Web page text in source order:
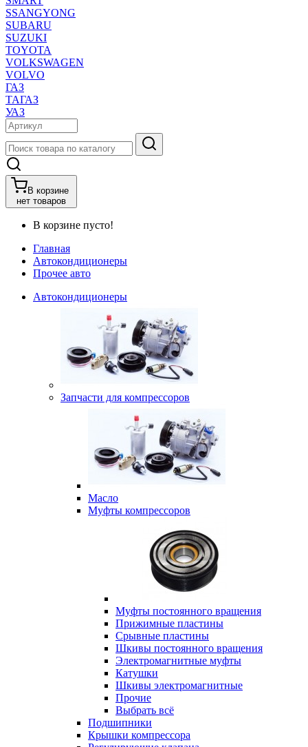
SSANGYONG
SUBARU
SUZUKI
TOYOTA
VOLKSWAGEN
VOLVO
ГАЗ
ТАГАЗ
УАЗ
В корзине
нет товаров
В корзине пусто!
Главная
Автокондиционеры
Прочее авто
Автокондиционеры
Запчасти для компрессоров
Масло
Муфты компрессоров
Муфты постоянного вращения
Прижимные пластины
Срывные пластины
Шкивы постоянного вращения
Электромагнитные муфты
Катушки
Шкивы электромагнитные
Прочие
Выбрать всё
Подшипники
Крышки компрессора